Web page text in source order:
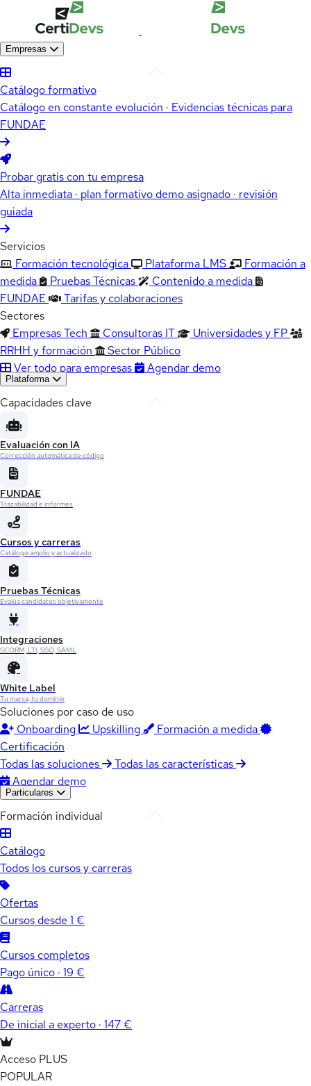
Empresas
Catálogo formativo
Catálogo en constante evolución · Evidencias técnicas para
FUNDAE
Probar gratis con tu empresa
Alta inmediata · plan formativo demo asignado · revisión
guiada
Servicios
Formación tecnológica
Plataforma LMS
Formación a
medida
Pruebas Técnicas
Contenido a medida
FUNDAE
Tarifas y colaboraciones
Sectores
Empresas Tech
Consultoras IT
Universidades y FP
RRHH y formación
Sector Público
Ver todo para empresas
Agendar demo
Plataforma
Capacidades clave
Evaluación con IA
Corrección automática de código
FUNDAE
Trazabilidad e informes
Cursos y carreras
Catálogo amplio y actualizado
Pruebas Técnicas
Evalúa candidatos objetivamente
Integraciones
SCORM, LTI, SSO, SAML
White Label
Tu marca, tu dominio
Soluciones por caso de uso
Onboarding
Upskilling
Formación a medida
Certificación
Todas las soluciones
Todas las características
Agendar demo
Particulares
Formación individual
Catálogo
Todos los cursos y carreras
Ofertas
Cursos desde 1 €
Cursos completos
Pago único · 19 €
Carreras
De inicial a experto · 147 €
Acceso PLUS
POPULAR